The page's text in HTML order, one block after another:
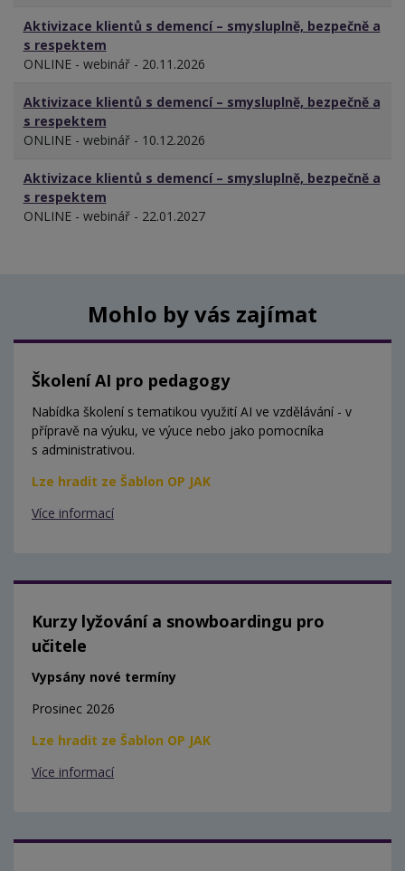
Aktivizace klientů s demencí – smysluplně, bezpečně a
s respektem
ONLINE - webinář - 20.11.2026
Aktivizace klientů s demencí – smysluplně, bezpečně a
s respektem
ONLINE - webinář - 10.12.2026
Aktivizace klientů s demencí – smysluplně, bezpečně a
s respektem
ONLINE - webinář - 22.01.2027
Mohlo by vás zajímat
Školení AI pro pedagogy
Nabídka školení s tematikou využití AI ve vzdělávání - v
přípravě na výuku, ve výuce nebo jako pomocníka
s administrativou.
Lze hradit ze Šablon OP JAK
Více informací
Kurzy lyžování a snowboardingu pro
učitele
Vypsány nové termíny
Prosinec 2026
Lze hradit ze Šablon OP JAK
Více informací